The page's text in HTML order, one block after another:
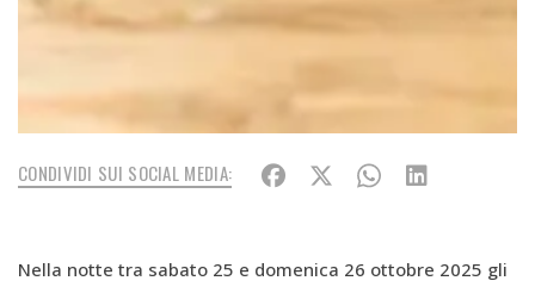
CONDIVIDI SUI SOCIAL MEDIA:
Nella notte tra sabato 25 e domenica 26 ottobre 2025 gli